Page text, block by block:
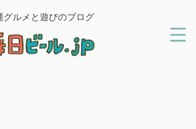
グルメと遊びのブログ